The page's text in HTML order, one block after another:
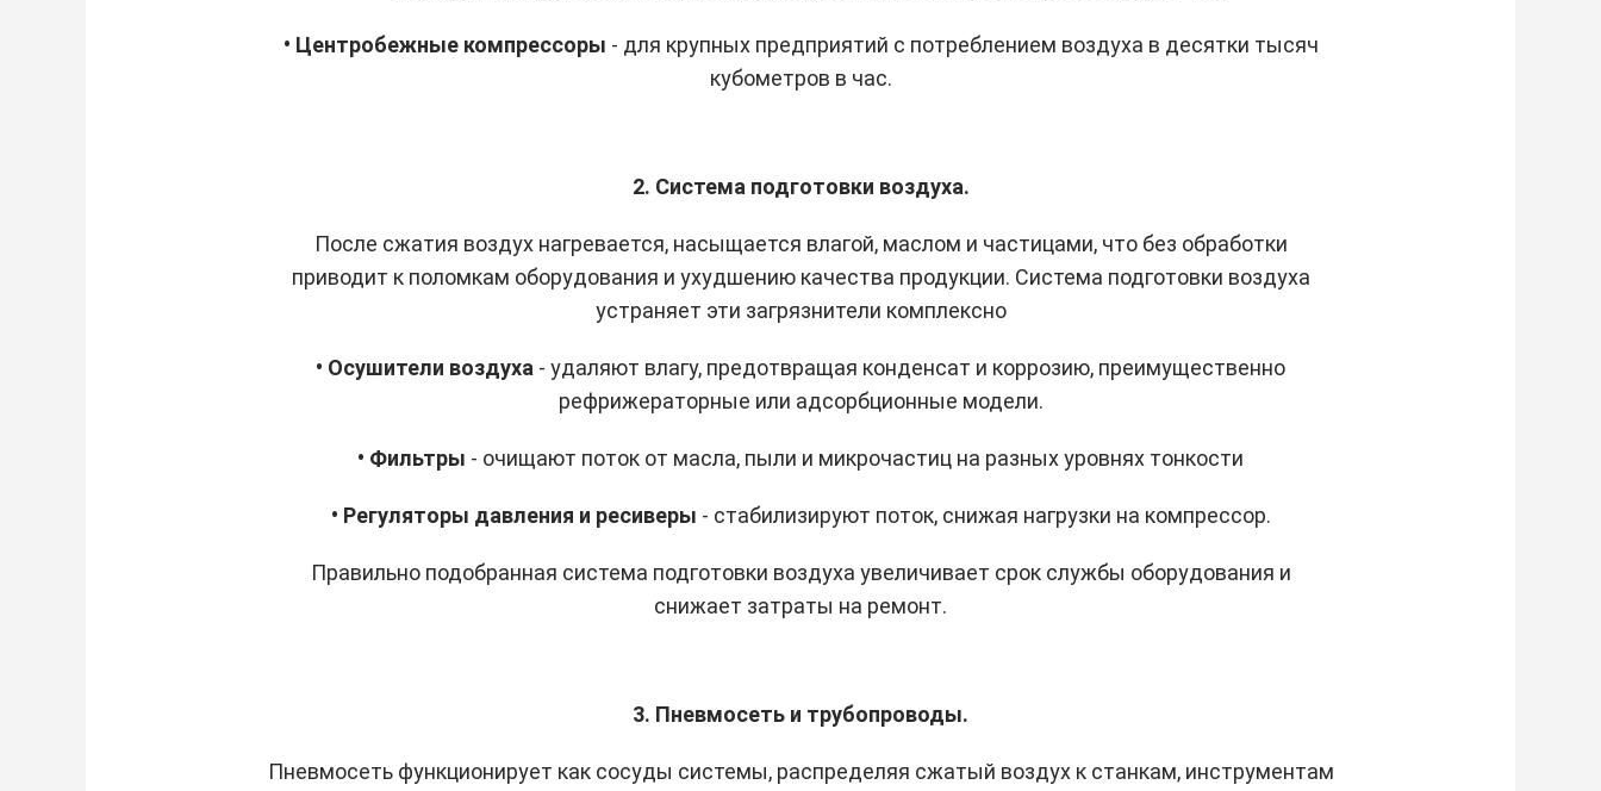
• Центробежные компрессоры - для крупных предприятий с потреблением воздуха в десятки тысяч
кубометров в час.
2. Система подготовки воздуха.
После сжатия воздух нагревается, насыщается влагой, маслом и частицами, что без обработки
приводит к поломкам оборудования и ухудшению качества продукции. Система подготовки воздуха
устраняет эти загрязнители комплексно
• Осушители воздуха - удаляют влагу, предотвращая конденсат и коррозию, преимущественно
рефрижераторные или адсорбционные модели.
• Фильтры - очищают поток от масла, пыли и микрочастиц на разных уровнях тонкости
• Регуляторы давления и ресиверы - стабилизируют поток, снижая нагрузки на компрессор.
Правильно подобранная система подготовки воздуха увеличивает срок службы оборудования и
снижает затраты на ремонт.
3. Пневмосеть и трубопроводы.
Пневмосеть функционирует как сосуды системы, распределяя сжатый воздух к станкам, инструментам